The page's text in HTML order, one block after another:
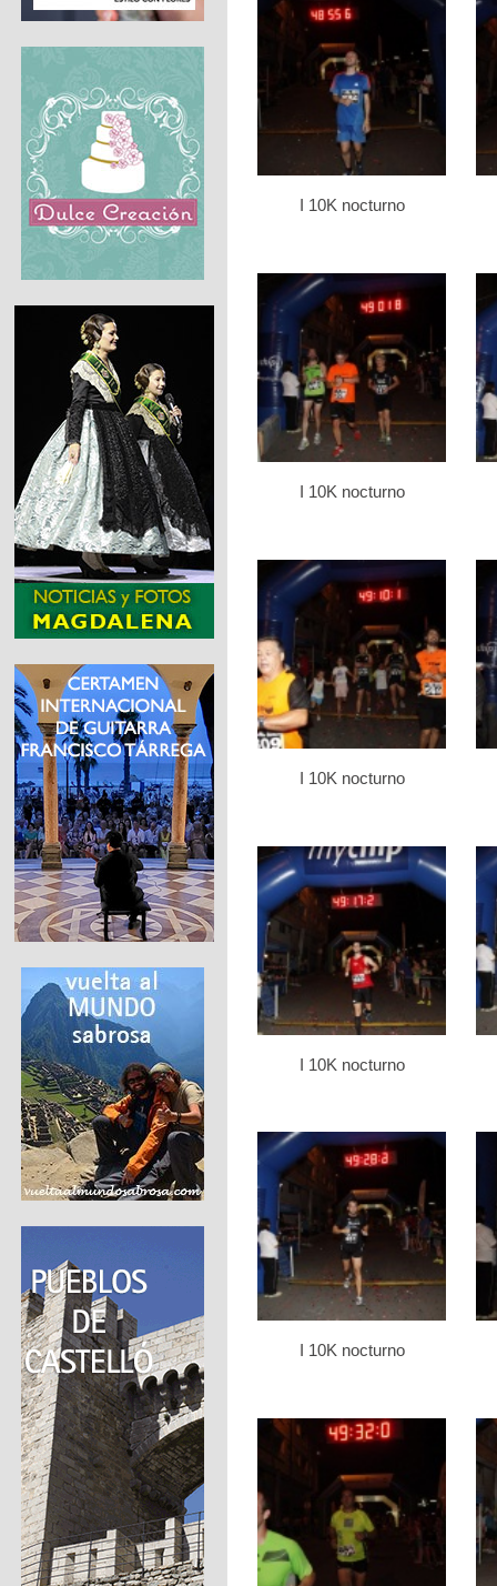
I 10K nocturno
I 10K nocturno
I 10K nocturno
I 10K nocturno
I 10K nocturno